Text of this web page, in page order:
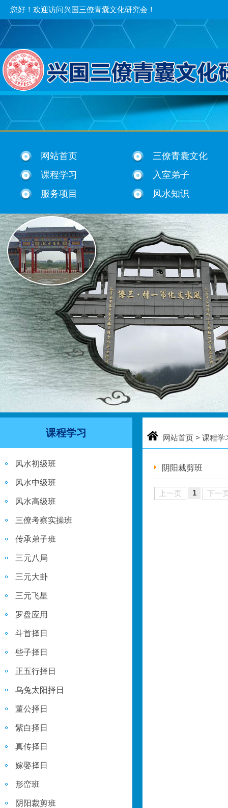
您好！欢迎访问兴国三僚青囊文化研究会！
网站首页
三僚青囊文化
课程学习
入室弟子
服务项目
风水知识
课程学习
风水初级班
风水中级班
风水高级班
三僚考察实操班
传承弟子班
三元八局
三元大卦
三元飞星
罗盘应用
斗首择日
些子择日
正五行择日
乌兔太阳择日
董公择日
紫白择日
真传择日
嫁娶择日
形峦班
阴阳裁剪班
网站首页 > 课程学
阴阳裁剪班
上一页 1 下一